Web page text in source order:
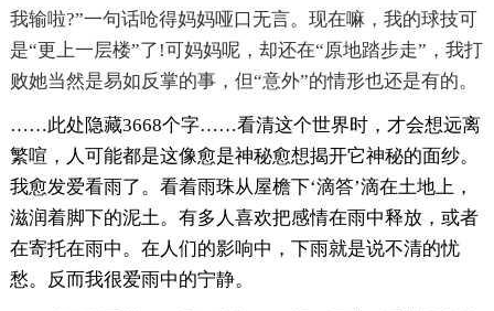
我输啦?”一句话呛得妈妈哑口无言。现在嘛，我的球技可
是“更上一层楼”了!可妈妈呢，却还在“原地踏步走”，我打
败她当然是易如反掌的事，但“意外”的情形也还是有的。
……此处隐藏3668个字……看清这个世界时，才会想远离
繁喧，人可能都是这像愈是神秘愈想揭开它神秘的面纱。
我愈发爱看雨了。看着雨珠从屋檐下‘滴答’滴在土地上，
滋润着脚下的泥土。有多人喜欢把感情在雨中释放，或者
在寄托在雨中。在人们的影响中，下雨就是说不清的忧
愁。反而我很爱雨中的宁静。